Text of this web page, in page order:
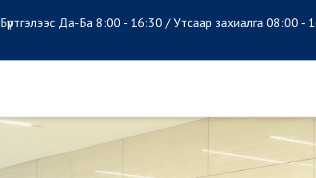
Бүртгэлээс Да-Ба 8:00 - 16:30 / Утсаар захиалга 08:00